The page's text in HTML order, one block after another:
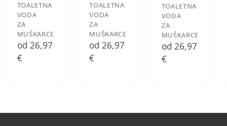
TOALETNA
VODA
ZA
MUŠKARCE
od 26,97
€
TOALETNA
VODA
ZA
MUŠKARCE
od 26,97
€
TOALETNA
VODA
ZA
MUŠKARCE
od 26,97
€